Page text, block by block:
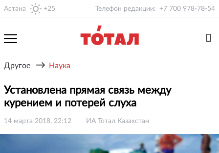
Астана +25 Телефон редакции: +7 700 978-78-54
Другое → Наука
Установлена прямая связь между
курением и потерей слуха
14 марта 2018, 22:12 ИА Тотал Казахстан